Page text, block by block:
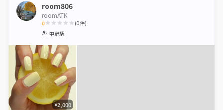
room806
roomATK
0
1 2 3 4
(0件)
中野駅
¥2,000